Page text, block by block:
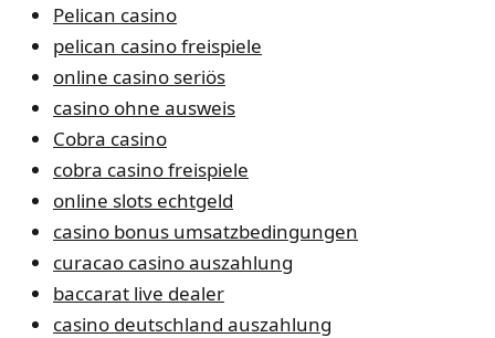
Pelican casino
pelican casino freispiele
online casino seriös
casino ohne ausweis
Cobra casino
cobra casino freispiele
online slots echtgeld
casino bonus umsatzbedingungen
curacao casino auszahlung
baccarat live dealer
casino deutschland auszahlung